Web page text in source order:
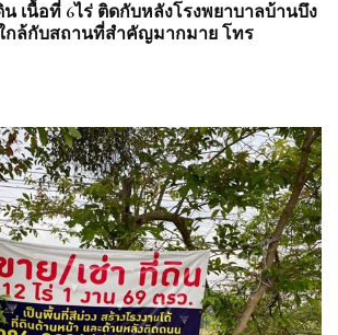
เนื้อที่ 6ไร่ ติดกับหลังโรงพยาบาลบ้านบึง
กล้กับสถานที่สำคัญมากมาย โทร